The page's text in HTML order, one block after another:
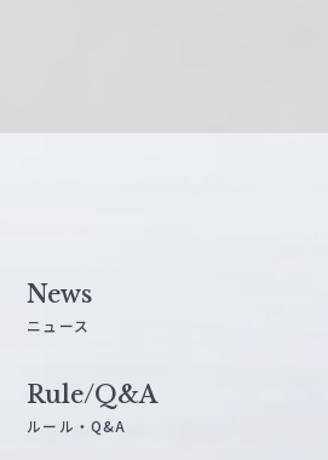
News
ニュース
Rule/Q&A
ルール・Q&A